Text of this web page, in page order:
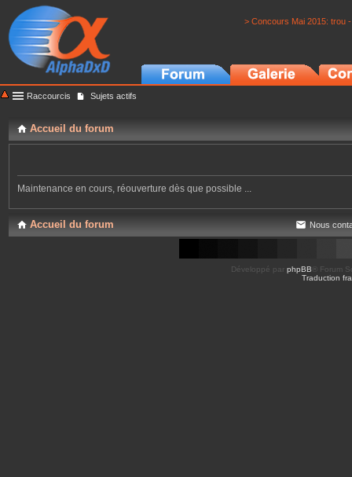
> Concours Mai 2015: trou
Raccourcis Sujets actifs
Accueil du forum
Maintenance en cours, réouverture dès que possible ...
Accueil du forum Nous
Développé par phpBB ® Forum
Traduction